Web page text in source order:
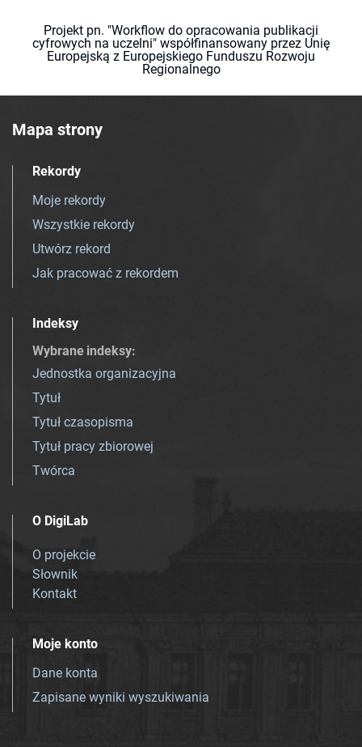
Projekt pn. "Workflow do opracowania publikacji
cyfrowych na uczelni" współfinansowany przez Unię
Europejską z Europejskiego Funduszu Rozwoju
Regionalnego
Mapa strony
Rekordy
Moje rekordy
Wszystkie rekordy
Utwórz rekord
Jak pracować z rekordem
Indeksy
Wybrane indeksy:
Jednostka organizacyjna
Tytuł
Tytuł czasopisma
Tytuł pracy zbiorowej
Twórca
O DigiLab
O projekcie
Słownik
Kontakt
Moje konto
Dane konta
Zapisane wyniki wyszukiwania